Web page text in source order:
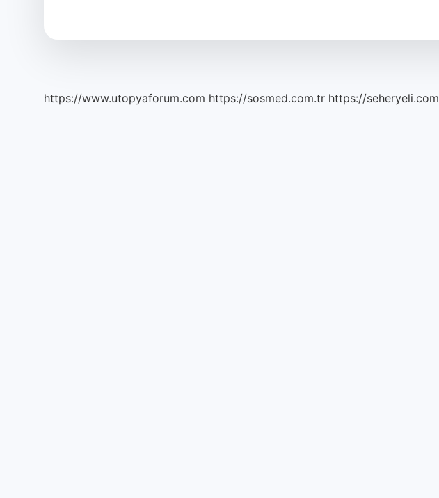
https://www.utopyaforum.com https://sosmed.com.tr https://seheryeli.com